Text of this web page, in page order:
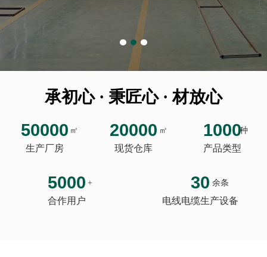
承初心 · 秉匠心 · 材放心
50000 ㎡
生产厂房
20000 ㎡
现货仓库
1000种
产品类型
5000 +
合作用户
30 余条
电线电缆生产设备